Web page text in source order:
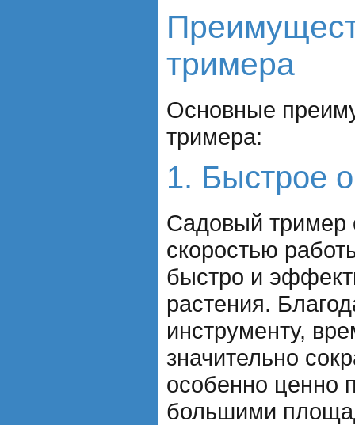
тримера
Основные
тримера:
1. Быстрое
Садовый тример
скоростью
быстро и
растения.
инструменту,
значительно
особенно ценно
большими